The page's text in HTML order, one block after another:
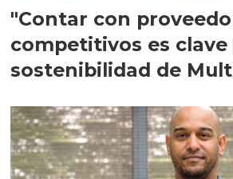
"Contar con
competitivos es clave
sostenibilidad de